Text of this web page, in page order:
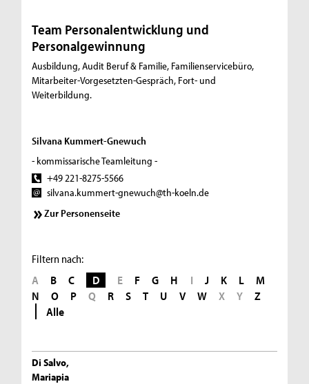
Team Personalentwicklung und
Personalgewinnung
Ausbildung, Audit Beruf & Familie, Familienservicebüro,
Mitarbeiter-Vorgesetzten-Gespräch, Fort- und
Weiterbildung.
Silvana Kummert-Gnewuch
- kommissarische Teamleitung -
+49 221-8275-5566
silvana.kummert-gnewuch@th-koeln.de
Zur Personenseite
Filtern nach:
A B C D E F G H I J K L
M
N
O P Q R S T U V W X Y
Z
Alle
Di Salvo,
Mariapia